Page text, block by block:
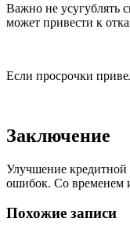
Важно не усугублять
может привести к
Если просрочки
Заключение
Улучшение кредитной
ошибок. Со временем
Похожие записи